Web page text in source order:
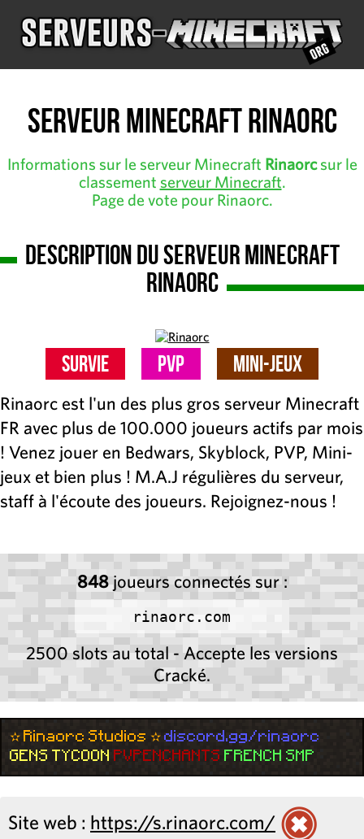
Serveur Minecraft Rinaorc
Informations sur le serveur Minecraft Rinaorcsur le
classement serveur Minecraft.
Page de vote pour Rinaorc.
Description du serveur Minecraft
Rinaorc
Survie PvP Mini-Jeux
Rinaorc est l'un des plus gros serveur Minecraft
FR avec plus de 100.000 joueurs actifs par mois
! Venez jouer en Bedwars, Skyblock, PVP, Mini-
jeux et bien plus ! M.A.J régulières du serveur,
staff à l'écoute des joueurs. Rejoignez-nous !
848joueurs connectés sur :
rinaorc.com
2500 slots au total - Accepte les versions
Cracké.
✫ Rinaorc Studios ✫ discord.gg/rinaorc
GENS TYCOON PVPENCHANTS FRENCH SMP
Site web : https://s.rinaorc.com/